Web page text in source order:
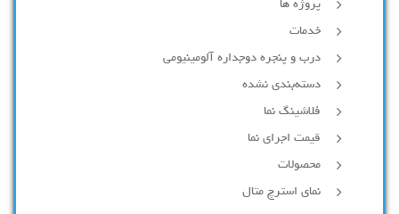
پروژه ها
خدمات
درب و پنجره دوجداره آلومینیومی
دسته‌بندی نشده
فلاشینگ نما
قیمت اجرای نما
محصولات
نمای استرچ متال